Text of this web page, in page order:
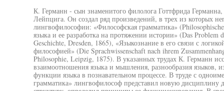
К. Германн - сын знаменитого филолога Готтфрида
Лейпцига. Он создал ряд произведений, в трех из которых
лингвофилософии: «Философская грамматика»
языка и ее разработка на протяжении истории» (Das Problem
Geschichte, Dresden, 1865), «Языкознание в его связи с
философией» (Die Sprachwissenschaft nach ihrem
Philosophie, Leipzig, 1875). В указанных трудах К. Германн
взаимоотношения языка и мышления, разнообразия языков,
функции языка в познавательном процессе. В труде с
грамматика» лингвофилософ представил новую дисциплину